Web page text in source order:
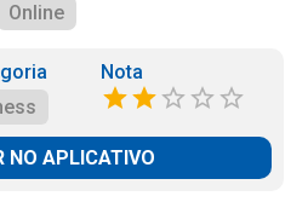
Online
Nota
NO APLICATIVO